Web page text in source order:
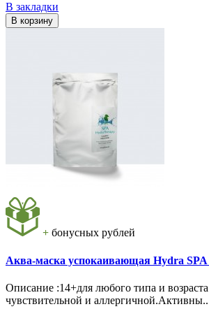
В закладки
В корзину
+ бонусных рублей
Аква-маска успокаивающая Hydra
Описание :14+для любого типа и
чувствительной и аллергичной.Активны..